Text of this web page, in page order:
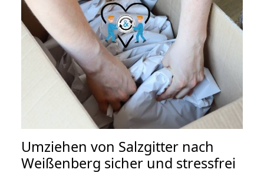
Umziehen von Salzgitter nach
Weißenberg sicher und stressfrei